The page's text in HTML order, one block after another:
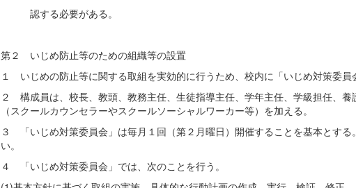
認する必要がある。
第２ いじめ防止等のための組織等の設置
１ いじめの防止等に関する取組を実効的に行うため、校内に「いじめ対策委員
２ 構成員は、校長、教頭、教務主任、生徒指導主任、学年主任、学級担任、
（スクールカウンセラーやスクールソーシャルワーカー等）を加える。
３ 「いじめ対策委員会」は毎月１回（第２月曜日）開催することを基本とす
い。
４ 「いじめ対策委員会」では、次のことを行う。